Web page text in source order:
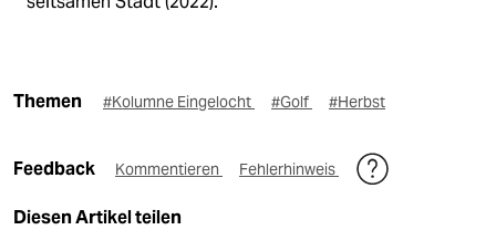
Themen #Kolumne Eingelocht #Golf #Herbst
Feedback Kommentieren Fehlerhinweis
Diesen Artikel teilen